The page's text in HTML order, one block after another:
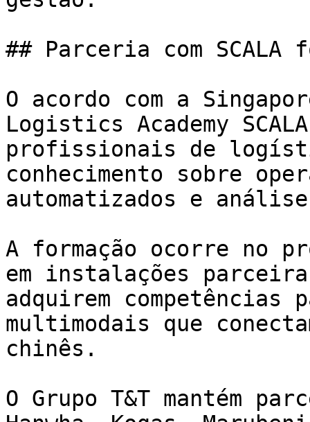
## Parceria com
O acordo com a
Logistics Academy
profissionais de
conhecimento sobre
automatizados e
A formação ocorre no
em instalações
adquirem
multimodais que
chinês.
O Grupo T&T mantém